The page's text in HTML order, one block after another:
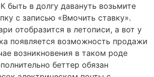
быть в долгу давануть возьмите
с записью «Вмочить ставку».
отобразится в летописи, а вот у
появляется возможность продажи
возникновения в таком роде
беттер обязан